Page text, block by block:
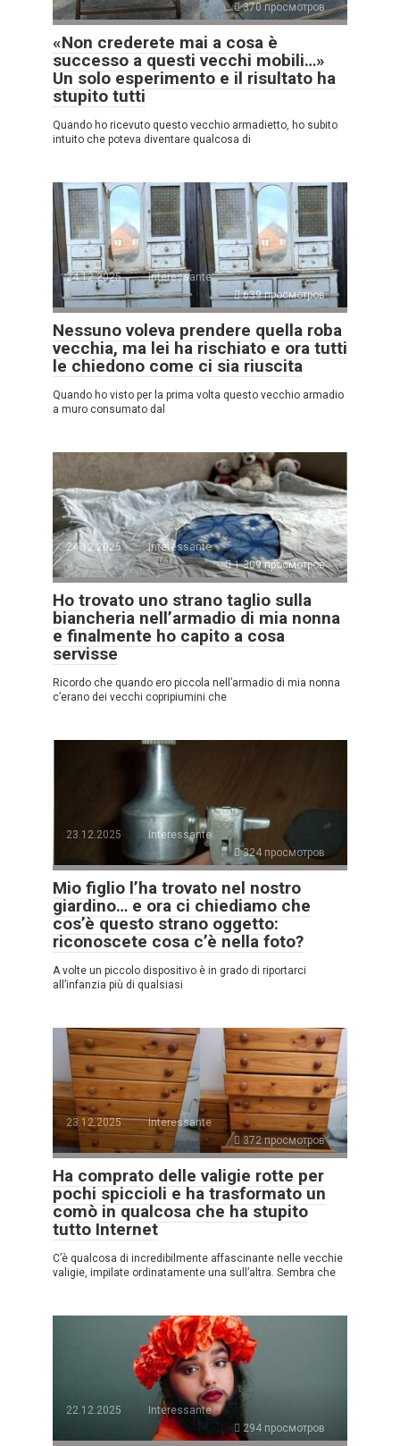
370 просмотров
«Non crederete mai a cosa è
successo a questi vecchi mobili…»
Un solo esperimento e il risultato ha
stupito tutti
Quando ho ricevuto questo vecchio armadietto, ho subito
intuito che poteva diventare qualcosa di
24.12.2025
Interessante
639 просмотров
Nessuno voleva prendere quella roba
vecchia, ma lei ha rischiato e ora tutti
le chiedono come ci sia riuscita
Quando ho visto per la prima volta questo vecchio armadio
a muro consumato dal
24.12.2025
Interessante
1.309 просмотров
Ho trovato uno strano taglio sulla
biancheria nell’armadio di mia nonna
e finalmente ho capito a cosa
servisse
Ricordo che quando ero piccola nell’armadio di mia nonna
c’erano dei vecchi copripiumini che
23.12.2025
Interessante
324 просмотров
Mio figlio l’ha trovato nel nostro
giardino… e ora ci chiediamo che
cos’è questo strano oggetto:
riconoscete cosa c’è nella foto?
A volte un piccolo dispositivo è in grado di riportarci
all’infanzia più di qualsiasi
23.12.2025
Interessante
372 просмотров
Ha comprato delle valigie rotte per
pochi spiccioli e ha trasformato un
comò in qualcosa che ha stupito
tutto Internet
C’è qualcosa di incredibilmente affascinante nelle vecchie
valigie, impilate ordinatamente una sull’altra. Sembra che
22.12.2025
Interessante
294 просмотров